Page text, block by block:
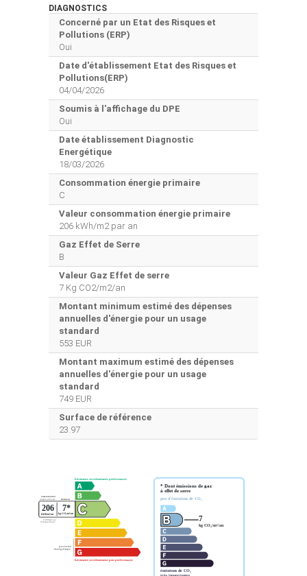
DIAGNOSTICS
Concerné par un Etat des Risques et
Pollutions (ERP)
Oui
Date d'établissement Etat des Risques et
Pollutions(ERP)
04/04/2026
Soumis à l'affichage du DPE
Oui
Date établissement Diagnostic
Energétique
18/03/2026
Consommation énergie primaire
C
Valeur consommation énergie primaire
206 kWh/m2 par an
Gaz Effet de Serre
B
Valeur Gaz Effet de serre
7 Kg CO2/m2/an
Montant minimum estimé des dépenses
annuelles d'énergie pour un usage
standard
553 EUR
Montant maximum estimé des dépenses
annuelles d'énergie pour un usage
standard
749 EUR
Surface de référence
23.97